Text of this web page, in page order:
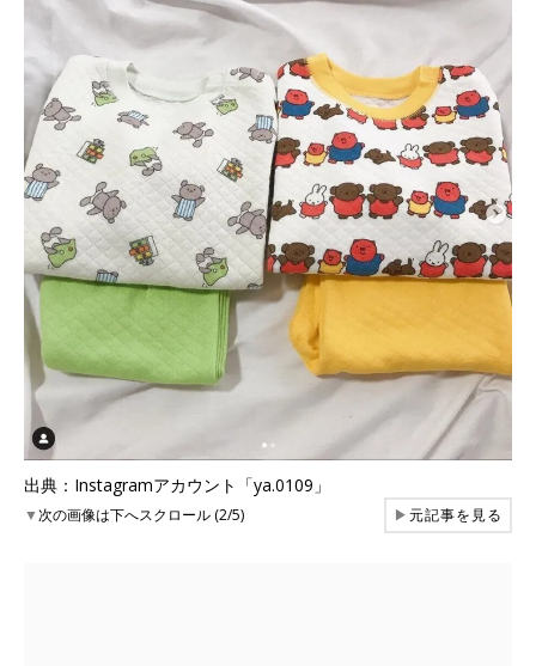
出典：Instagramアカウント「ya.0109」
▼次の画像は下へスクロール (2/5) ▶元記事を見る